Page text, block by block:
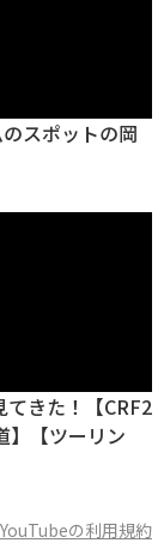
スポットの岡
きた！【CRF2
【ツーリン
YouTubeの利用規約